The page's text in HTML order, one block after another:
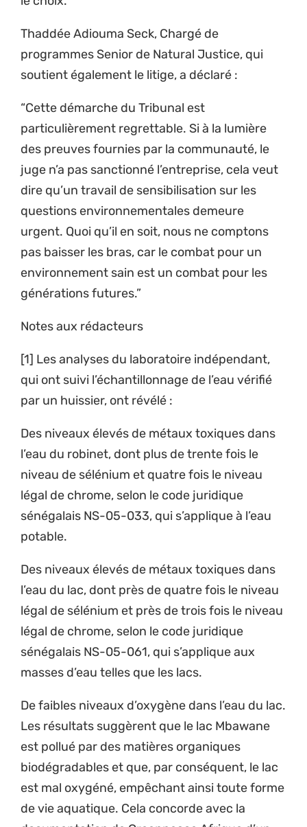
Thaddée Adiouma Seck, Chargé de
programmes Senior de Natural Justice, qui
soutient également le litige, a déclaré :
“Cette démarche du Tribunal est
particulièrement regrettable. Si à la lumière
des preuves fournies par la communauté, le
juge n’a pas sanctionné l’entreprise, cela veut
dire qu’un travail de sensibilisation sur les
questions environnementales demeure
urgent. Quoi qu’il en soit, nous ne comptons
pas baisser les bras, car le combat pour un
environnement sain est un combat pour les
générations futures.”
Notes aux rédacteurs
[1] Les analyses du laboratoire indépendant,
qui ont suivi l’échantillonnage de l’eau vérifié
par un huissier, ont révélé :
Des niveaux élevés de métaux toxiques dans
l’eau du robinet, dont plus de trente fois le
niveau de sélénium et quatre fois le niveau
légal de chrome, selon le code juridique
sénégalais NS-05-033, qui s’applique à l’eau
potable.
Des niveaux élevés de métaux toxiques dans
l’eau du lac, dont près de quatre fois le niveau
légal de sélénium et près de trois fois le niveau
légal de chrome, selon le code juridique
sénégalais NS-05-061, qui s’applique aux
masses d’eau telles que les lacs.
De faibles niveaux d’oxygène dans l’eau du lac.
Les résultats suggèrent que le lac Mbawane
est pollué par des matières organiques
biodégradables et que, par conséquent, le lac
est mal oxygéné, empêchant ainsi toute forme
de vie aquatique. Cela concorde avec la
Sign up to Natural
Justice!